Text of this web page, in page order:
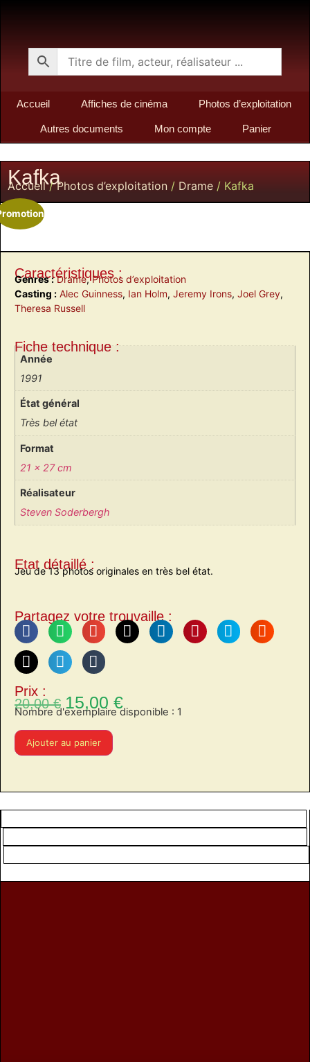
Accueil Affiches de cinéma Photos d’exploitation
Autres documents Mon compte Panier
Kafka
Accueil/Photos d’exploitation / Drame / Kafka
Caractéristiques :
Genres : Drame,Photos d’exploitation
Casting : Alec Guinness, Ian Holm, Jeremy Irons, Joel Grey,
Theresa Russell
Fiche technique :
Année
1991
État général
Très bel état
Format
21 x 27 cm
Réalisateur
Steven Soderbergh
Etat détaillé :
Jeu de 13 photos originales en très bel état.
Partagez votre trouvaille :
Prix :
20,00€ 15,00 €
Nombre d'exemplaire disponible : 1
Ajouter au panier